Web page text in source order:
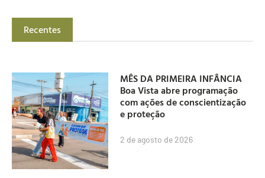
Recentes
MÊS DA PRIMEIRA INFÂNCIA
Boa Vista abre programação
com ações de conscientização
e proteção
2 de agosto de 2026